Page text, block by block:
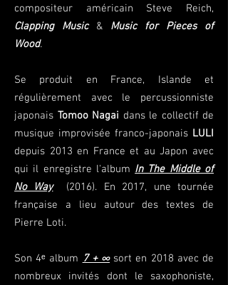
compositeur américain Steve Reich,
Clapping Music& Music for Pieces of
Wood.
Se produit en France, Islande et
régulièrement avec le percussionniste
japonais Tomoo Nagai dans le collectif de
musique improvisée franco-japonais LULI
depuis 2013 en France et au Japon avec
qui il enregistre l'album In The Middle of
No Way(2016). En 2017, une tournée
française a lieu autour des textes de
Pierre Loti.
Son 4ᵉ album 7 + ∞sort en 2018 avec de
nombreux invités dont le saxophoniste,